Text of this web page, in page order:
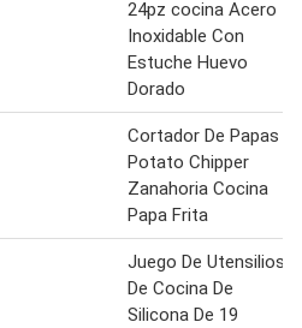
24pz cocina Acero
Inoxidable Con
Estuche Huevo
Dorado
Cortador De Papas
Potato Chipper
Zanahoria Cocina
Papa Frita
Juego De Utensilios
De Cocina De
Silicona De 19